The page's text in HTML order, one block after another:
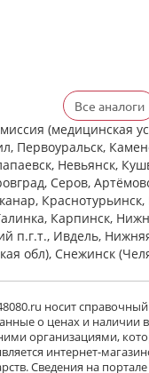
Все аналоги
(медицинская
Первоуральск,
Невьянск,
Серов,
Карпинск,
п.г.т., Ивдель,
обл), Снежинск
носит
о ценах и наличии
организациями,
интернет-
Сведения на